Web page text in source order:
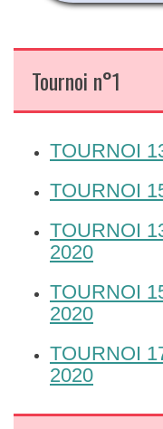
Tournoi n°1
TOURNOI
TOURNOI
TOURNOI
2020
TOURNOI
2020
TOURNOI
2020